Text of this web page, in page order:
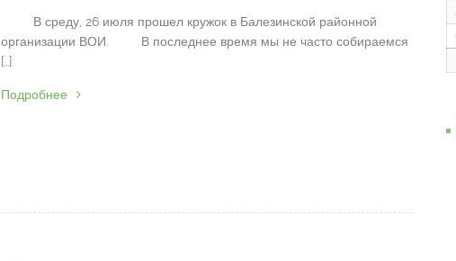
В среду, 26 июля прошел кружок в Балезинской районной
организации ВОИ. В последнее время мы не часто собираемся
[…]
Подробнее